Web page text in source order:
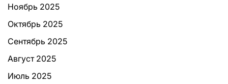
Ноябрь 2025
Октябрь 2025
Сентябрь 2025
Август 2025
Июль 2025